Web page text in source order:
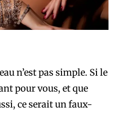
n’est pas simple. Si le
pour vous, et que
ce serait un faux-